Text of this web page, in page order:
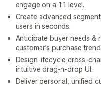
engage on a 1:1 level.
Create advanced
users in seconds.
Anticipate buyer needs &
customer’s purchase
Design lifecycle cross-
intuitive drag-n-drop UI.
Deliver personal, unified